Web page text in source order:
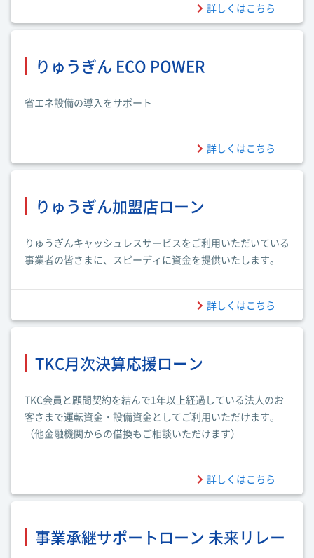
詳しくはこちら
りゅうぎん ECO POWER
省エネ設備の導入をサポート
詳しくはこちら
りゅうぎん加盟店ローン
りゅうぎんキャッシュレスサービスをご利用いただいている
事業者の皆さまに、スピーディに資金を提供いたします。
詳しくはこちら
TKC月次決算応援ローン
TKC会員と顧問契約を結んで1年以上経過している法人のお
客さまで運転資金・設備資金としてご利用いただけます。
（他金融機関からの借換もご相談いただけます）
詳しくはこちら
事業承継サポートローン 未来リレー